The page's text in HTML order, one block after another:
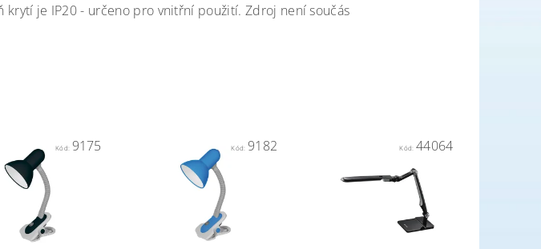
krytí je IP20 - určeno pro vnitřní použití. Zdroj není součás
Kód: 9175 Kód: 9182 Kód:44064